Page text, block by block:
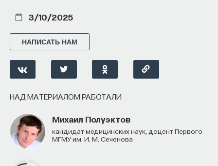
3/10/2025
НАПИСАТЬ НАМ
НАД МАТЕРИАЛОМ РАБОТАЛИ
Михаил Полуэктов
кандидат медицинских наук, доцент Первого
МГМУ им. И. М. Сеченова
издатель, сооснователь Редакционно-
Сения Долгачева